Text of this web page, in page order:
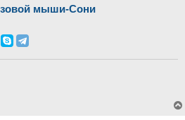
мыши-Сони